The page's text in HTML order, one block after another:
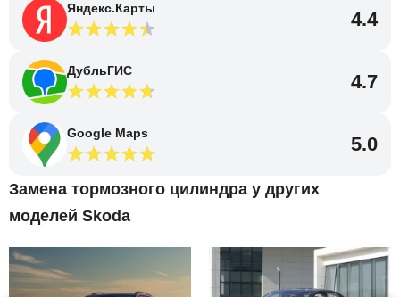
Яндекс.Карты 4.4
ДубльГИС 4.7
Google Maps 5.0
Замена тормозного цилиндра у других
моделей Skoda